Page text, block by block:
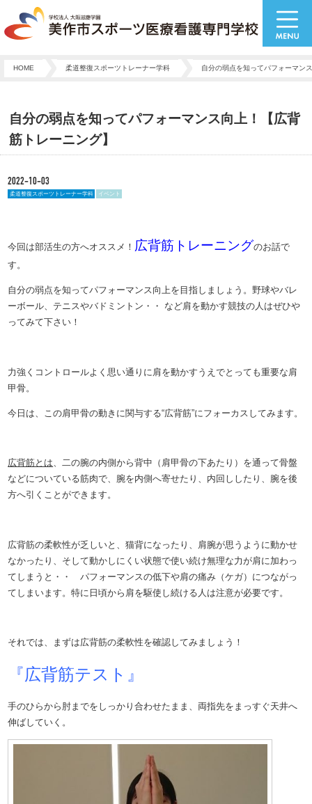
HOME 柔道整復スポーツトレーナー学科 自分の弱点を知ってパフォーマン
自分の弱点を知ってパフォーマンス向上！【広背
筋トレーニング】
2022-10-03
柔道整復スポーツトレーナー学科 イベント
今回は部活生の方へオススメ！ 広背筋トレーニングのお話で
す。
自分の弱点を知ってパフォーマンス向上を目指しましょう。野球やバレ
ーボール、テニスやバドミントン・・ など肩を動かす競技の人はぜひや
ってみて下さい！
力強くコントロールよく思い通りに肩を動かすうえでとっても重要な肩
甲骨。
今日は、この肩甲骨の動きに関与する“広背筋”にフォーカスしてみます。
広背筋とは、二の腕の内側から背中（肩甲骨の下あたり）を通って骨盤
などについている筋肉で、腕を内側へ寄せたり、内回ししたり、腕を後
方へ引くことができます。
広背筋の柔軟性が乏しいと、猫背になったり、肩腕が思うように動かせ
なかったり、そして動かしにくい状態で使い続け無理な力が肩に加わっ
てしまうと・・ パフォーマンスの低下や肩の痛み（ケガ）につながっ
てしまいます。特に日頃から肩を駆使し続ける人は注意が必要です。
それでは、まずは広背筋の柔軟性を確認してみましょう！
『広背筋テスト』
手のひらから肘までをしっかり合わせたまま、両指先をまっすぐ天井へ
伸ばしていく。